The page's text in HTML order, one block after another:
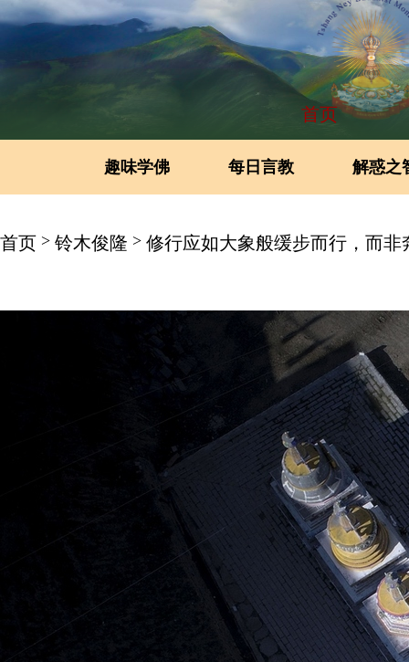
首页
趣味学佛 每日言教 解惑之
首页 > 铃木俊隆 > 修行应如大象般缓步而行，而非